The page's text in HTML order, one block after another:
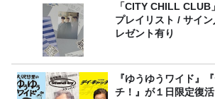
「CITY CHILL
プレイリスト / サイ
レゼント有り
『ゆうゆうワイド』
チ！』が１日限定復